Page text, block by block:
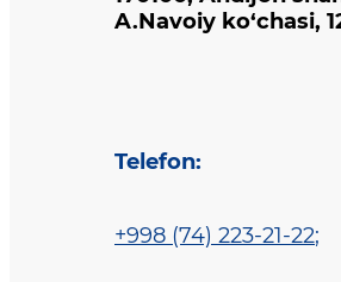
A.Navoiy ko‘chasi,
Telefon:
+998 (74) 223-21-22;